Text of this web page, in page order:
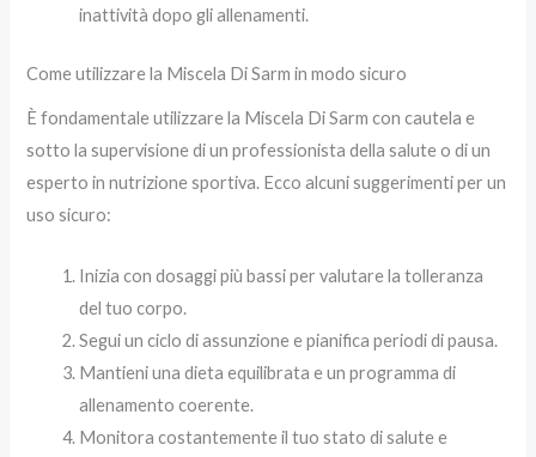
inattività dopo gli allenamenti.
Come utilizzare la Miscela Di Sarm in modo sicuro
È fondamentale utilizzare la Miscela Di Sarm con cautela e
sotto la supervisione di un professionista della salute o di un
esperto in nutrizione sportiva. Ecco alcuni suggerimenti per un
uso sicuro:
Inizia con dosaggi più bassi per valutare la tolleranza
del tuo corpo.
Segui un ciclo di assunzione e pianifica periodi di pausa.
Mantieni una dieta equilibrata e un programma di
allenamento coerente.
Monitora costantemente il tuo stato di salute e